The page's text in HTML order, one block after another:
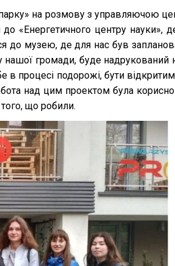
на розмову з управляючою
«Енергетичного центру науки»,
до музею, де для нас був
громади, буде надрукований
в процесі подорожі, бути
над цим проектом була
що робили.